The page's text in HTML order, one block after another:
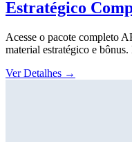
Estratégico
Acesse o pacote completo
material estratégico e
Ver Detalhes →